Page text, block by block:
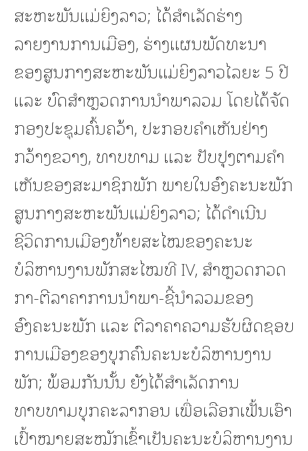
ສະຫະພັນແມ່ຍິງລາວ; ໄດ້ສໍາເລັດຮ່າງ
ລາຍງານການເມືອງ, ຮ່າງແຜນພັດທະນາ
ຂອງສູນກາງສະຫະພັນແມ່ຍິງລາວໄລຍະ 5 ປີ
ແລະ ບົດສໍາຫຼວດການນໍາພາລວມ ໂດຍໄດ້ຈັດ
ກອງປະຊຸມຄົ້ນຄວ້າ, ປະກອບຄໍາເຫັນຢ່າງ
ກວ້າງຂວາງ, ທາບທາມ ແລະ ປັບປຸງຕາມຄໍາ
ເຫັນຂອງສະມາຊິກພັກ ພາຍໃນອົງຄະນະພັກ
ສູນກາງສະຫະພັນແມ່ຍິງລາວ; ໄດ້ດຳເນີນ
ຊີວິດການເມືອງທ້າຍສະໄໝຂອງຄະນະ
ບໍລິຫານງານພັກສະໄໝທີ IV, ສໍາຫຼວດກວດ
ກາ-ຕີລາຄາການນໍາພາ-ຊີ້ນໍາລວມຂອງ
ອົງຄະນະພັກ ແລະ ຕີລາຄາຄວາມຮັບຜິດຊອບ
ການເມືອງຂອງບຸກຄົນຄະນະບໍລິຫານງານ
ພັກ; ພ້ອມກັນນັ້ນ ຍັງໄດ້ສໍາເລັດການ
ທາບທາມບຸກຄະລາກອນ ເພື່ອເລືອກເຟັ້ນເອົາ
ເປົ້າໝາຍສະໝັກເຂົ້າເປັນຄະນະບໍລິຫານງານ